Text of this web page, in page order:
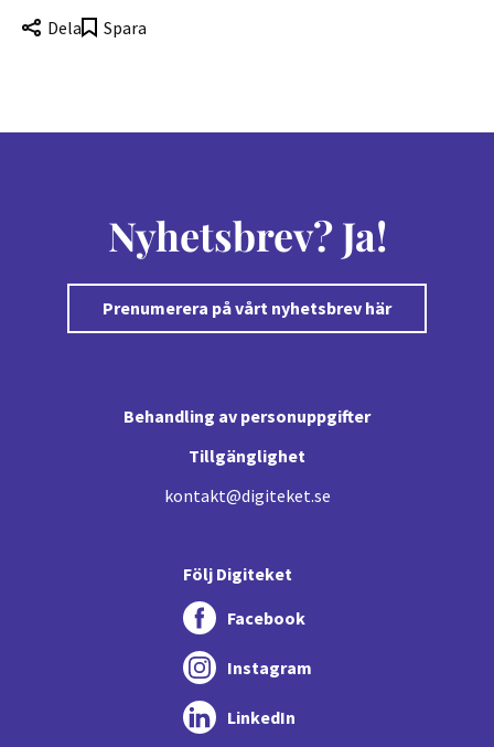
Dela Spara
Behandling av personuppgifter
Tillgänglighet
kontakt@digiteket.se
Nyhetsbrev? Ja!
Prenumerera på vårt nyhetsbrev här
Följ Digiteket
Facebook
Instagram
LinkedIn